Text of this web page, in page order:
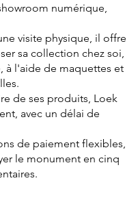
numérique,
visite physique, il offre
sa collection chez soi,
à l'aide de maquettes et
de ses produits, Loek
avec un délai de
de paiement flexibles,
le monument en cinq